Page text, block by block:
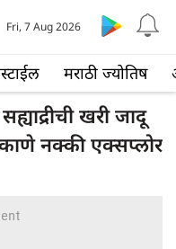
मराठी ज्योतिष
Fri, 7 Aug 2026
खरी जादू
नक्की एक्सप्लोर